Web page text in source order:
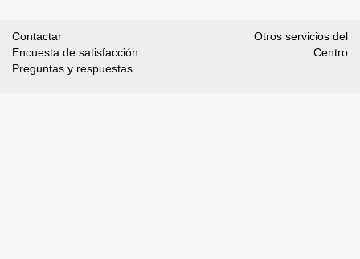
Contactar
Encuesta de satisfacción
Preguntas y respuestas
Otros servicios del
Centro